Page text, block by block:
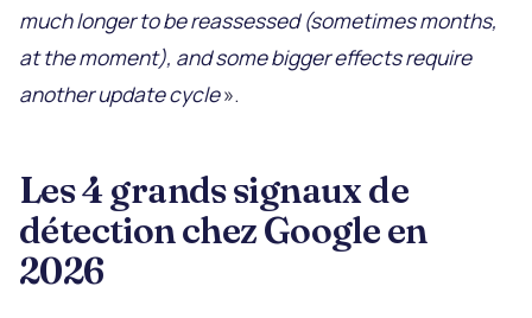
much longer to be reassessed (sometimes months,
at the moment), and some bigger effects require
another update cycle».
Les 4 grands signaux de
détection chez Google en
2026